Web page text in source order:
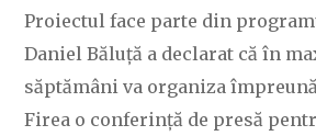
C OVIDIU 27 APRILIE 2024
Proiectul face parte din
Daniel Băluță a declarat că în
săptămâni va organiza
Firea o conferință de presă